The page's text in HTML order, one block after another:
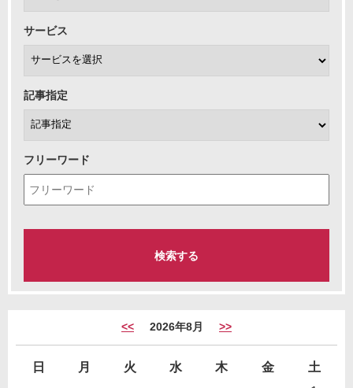
サービス
記事指定
フリーワード
<< 2026年8月 >>
日 月 火 水 木 金
土